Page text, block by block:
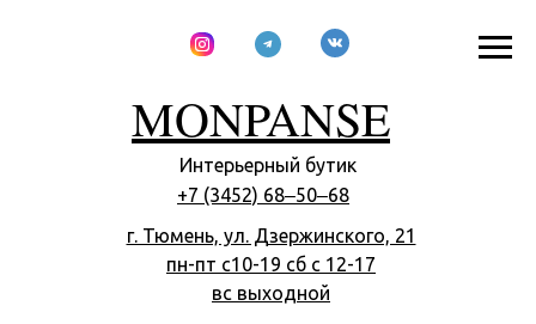
г. Тюмень, ул. Дзержинского, 21
пн-пт с10-​19 сб с 12-17
вс выходной
+7 (3452) 68‒50‒68
MONPANSE
Интерьерный бутик